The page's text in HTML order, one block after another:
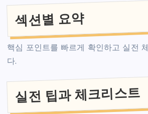
섹션별 요약
핵심 포인트를 빠르게 확인하고 실전
다.
실전 팁과 체크리스트